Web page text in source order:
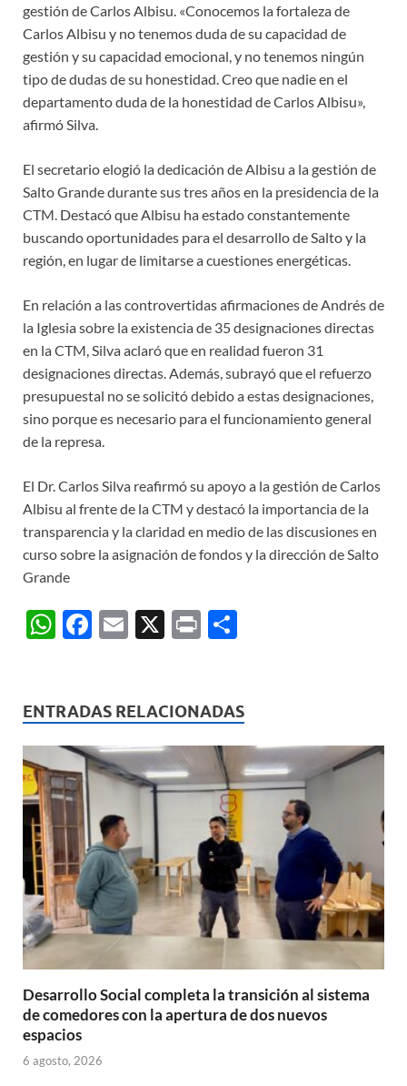
gestión de Carlos Albisu. «Conocemos la fortaleza de
Carlos Albisu y no tenemos duda de su capacidad de
gestión y su capacidad emocional, y no tenemos ningún
tipo de dudas de su honestidad. Creo que nadie en el
departamento duda de la honestidad de Carlos Albisu»,
afirmó Silva.
El secretario elogió la dedicación de Albisu a la gestión de
Salto Grande durante sus tres años en la presidencia de la
CTM. Destacó que Albisu ha estado constantemente
buscando oportunidades para el desarrollo de Salto y la
región, en lugar de limitarse a cuestiones energéticas.
En relación a las controvertidas afirmaciones de Andrés de
la Iglesia sobre la existencia de 35 designaciones directas
en la CTM, Silva aclaró que en realidad fueron 31
designaciones directas. Además, subrayó que el refuerzo
presupuestal no se solicitó debido a estas designaciones,
sino porque es necesario para el funcionamiento general
de la represa.
El Dr. Carlos Silva reafirmó su apoyo a la gestión de Carlos
Albisu al frente de la CTM y destacó la importancia de la
transparencia y la claridad en medio de las discusiones en
curso sobre la asignación de fondos y la dirección de Salto
Grande
W
s
A
p
p
F
b
o
o
E
X
P
p
ar
ti
r
ENTRADAS RELACIONADAS
Desarrollo Social completa la transición al sistema
de comedores con la apertura de dos nuevos
espacios
6 agosto, 2026